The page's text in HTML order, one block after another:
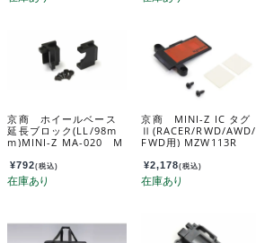
京商 ホイールベース
延長ブロック(LL/98m
m)MINI-Z MA-020 M
¥792(税込)
京商 MINI-Z IC タグ
Ⅱ(RACER/RWD/AWD/
FWD用) MZW113R
¥2,178(税込)